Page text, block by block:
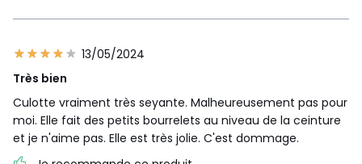
13/05/2024
Très bien
Culotte vraiment très seyante. Malheureusement pas pour
moi. Elle fait des petits bourrelets au niveau de la ceinture
et je n'aime pas. Elle est très jolie. C'est dommage.